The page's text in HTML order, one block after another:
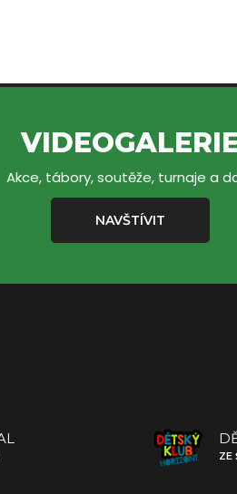
Akce, tábory, soutěže, turnaje a
NAVŠTÍVIT
ZE